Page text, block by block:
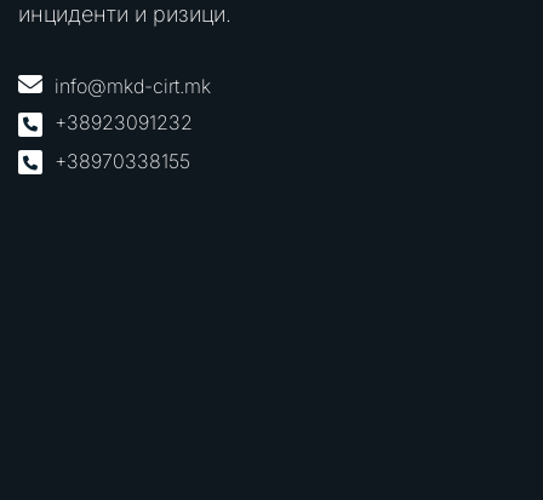
инциденти и ризици.
info@mkd-cirt.mk
+38923091232
+38970338155